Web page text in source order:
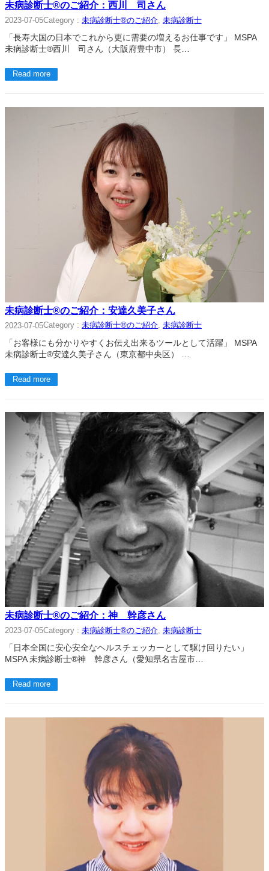
未病診断士®のご紹介：西川 司さん
2023-07-05Category : 未病診断士®のご紹介 未病診断士
「長寿大国の日本でこれから更に需要の増えるお仕事です」 MSPA
未病診断士®西川 司さん（大阪府豊中市） 長…
Read more
未病診断士®のご紹介：安達久美子さん
2023-07-05Category : 未病診断士®のご紹介, 未病診断士
「お客様にも分かりやすくお伝え出来るツールとして活躍」 MSPA
未病診断士®安達久美子さん（東京都中央区） …
Read more
未病診断士®のご紹介：神 幹彦さん
2023-07-05Category : 未病診断士®のご紹介 未病診断士
「日本全国に安心安全なヘルスチェッカーとして駆け回りたい」
MSPA 未病診断士®神 幹彦さん（愛知県名古屋市…
Read more